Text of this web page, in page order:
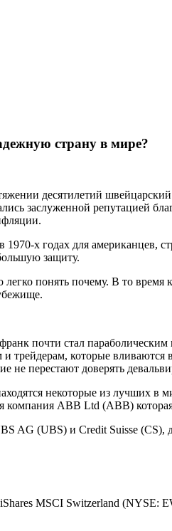
страну в мире?
десятилетий
заслуженной репутацией
х годах для
защиту.
понять почему. В то
почти стал
трейдерам, которые
перестают доверять
некоторые из лучших
ABB Ltd (ABB)
AG (UBS) и Credit Suisse (CS),
MSCI Switzerland (NYSE: